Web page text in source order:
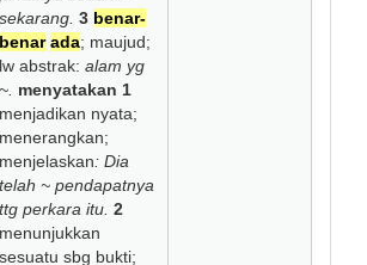
sekarang. 3 benar-
benar ada; maujud;
lw abstrak: alam yg
~. menyatakan 1
menjadikan nyata;
menerangkan;
menjelaskan: Dia
telah ~ pendapatnya
ttg perkara itu. 2
menunjukkan
sesuatu sbg bukti;